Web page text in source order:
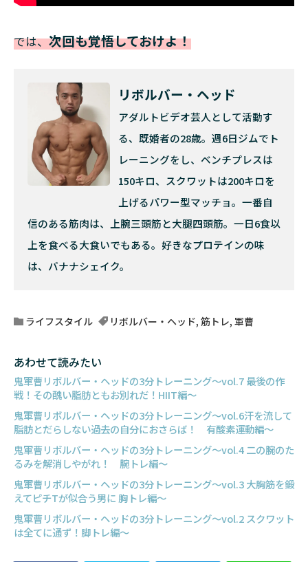
では、次回も覚悟しておけよ！
リボルバー・ヘッド
アダルトビデオ芸人として活動す
る、既婚者の28歳。週6日ジムでト
レーニングをし、ベンチプレスは
150キロ、スクワットは200キロを
上げるパワー型マッチョ。一番自
信のある筋肉は、上腕三頭筋と大腿四頭筋。一日6食以
上を食べる大食いでもある。好きなプロテインの味
は、バナナシェイク。
ライフスタイル リボルバー・ヘッド, 筋トレ, 軍曹
あわせて読みたい
鬼軍曹リボルバー・ヘッドの3分トレーニング～vol.7 最後の作
戦！その醜い脂肪ともお別れだ！HIIT編～
鬼軍曹リボルバー・ヘッドの3分トレーニング～vol.6汗を流して
脂肪とだらしない過去の自分におさらば！ 有酸素運動編～
鬼軍曹リボルバー・ヘッドの3分トレーニング～vol.4 二の腕のた
るみを解消しやがれ！ 腕トレ編～
鬼軍曹リボルバー・ヘッドの3分トレーニング～vol.3 大胸筋を鍛
えてピチTが似合う男に 胸トレ編～
鬼軍曹リボルバー・ヘッドの3分トレーニング～vol.2 スクワット
は全てに通ず！脚トレ編～